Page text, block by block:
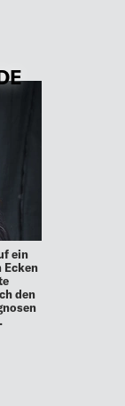
ein
Ecken
den